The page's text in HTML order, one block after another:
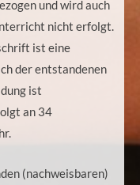
und wird auch
nicht erfolgt.
ist eine
der entstandenen
ist
an 34
(nachweisbaren)